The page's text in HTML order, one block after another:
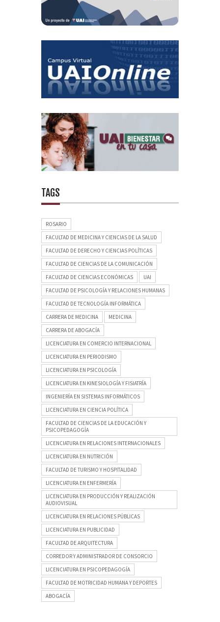
TAGS
ROSARIO
FACULTAD DE MEDICINA Y CIENCIAS DE LA SALUD
FACULTAD DE DERECHO Y CIENCIAS POLÍTICAS
FACULTAD DE CIENCIAS DE LA COMUNICACIÓN
FACULTAD DE CIENCIAS ECONÓMICAS
UAI
FACULTAD DE PSICOLOGÍA Y RELACIONES HUMANAS
FACULTAD DE TECNOLOGÍA INFORMÁTICA
CARRERA DE MEDICINA
MEDICINA
CARRERA DE ABOGACÍA
LICENCIATURA EN COMERCIO INTERNACIONAL
LICENCIATURA EN PERIODISMO
LICENCIATURA EN PSICOLOGÍA
LICENCIATURA EN KINESIOLOGÍA Y FISIATRÍA
INGENIERÍA EN SISTEMAS INFORMÁTICOS
LICENCIATURA EN CIENCIA POLÍTICA
FACULTAD DE CIENCIAS DE LA EDUCACIÓN Y
PSICOPEDAGOGÍA
LICENCIATURA EN RELACIONES INTERNACIONALES
LICENCIATURA EN NUTRICIÓN
FACULTAD DE TURISMO Y HOSPITALIDAD
LICENCIATURA EN ENFERMERÍA
LICENCIATURA EN PRODUCCIÓN Y REALIZACIÓN
AUDIOVISUAL
LICENCIATURA EN RELACIONES PÚBLICAS
LICENCIATURA EN PUBLICIDAD
FACULTAD DE ARQUITECTURA
CORREDOR Y ADMINISTRADOR DE CONSORCIO
LICENCIATURA EN PSICOPEDAGOGÍA
FACULTAD DE MOTRICIDAD HUMANA Y DEPORTES
ABOGACÍA